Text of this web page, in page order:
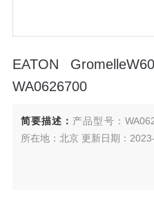
EATON
WA0626700
简要描述： 产品型号：
所在地：北京 更新日期：